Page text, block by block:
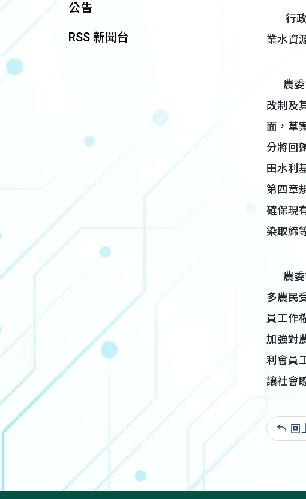
公告
RSS 新聞台
行政
業水資
農委
改制及
面，草
分將回
田水利
第四章
確保現
染取締
農委
多農民
員工作
加強對
利會員
讓社會
回